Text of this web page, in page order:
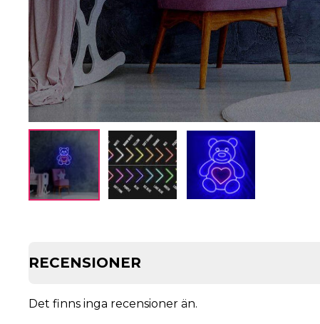
RECENSIONER
Det finns inga recensioner än.